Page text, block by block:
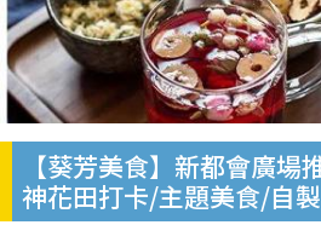
【葵芳美食】新都會廣
神花田打卡/主題美食/自